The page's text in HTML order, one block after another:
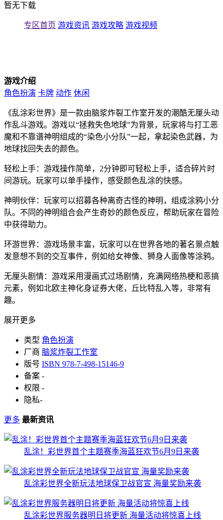
暂无下载
专区首页 游戏资讯 游戏攻略 游戏视频
游戏介绍
角色扮演 卡牌 动作 休闲
《乱涂彩世界》是一款由脑浆炸裂工作室开发的潮酷无厘头动
作乱斗游戏。游戏以“拯救失色地球”为背景，玩家将与打工恶
魔和不靠谱神明组成的“染色小分队”一起，拿起染色武器，为
地球找回失去的颜色。
轻松上手：游戏操作简单，2分钟即可轻松上手，适合碎片时
间游玩。玩家可以单手操作，感受颜色乱涂的快感。
神明伙伴：玩家可以招募各种离奇古怪的神明，组成涂鸦小分
队。不同的神明组合会产生奇妙的颜色反应，帮助玩家在冒险
中获得助力。
环游世界：游戏场景丰富，玩家可以在世界各地的著名景点触
发意想不到的交互事件，例如给女神像、狮身人面像等涂鸦。
无厘头剧情：游戏采用漫画式过场剧情，充满网络热梗和恶搞
元素，例如北欧主神化身证券大佬，丘比特乱入等，非常有
趣。
展开更多
类型 角色扮演
厂商 脑浆炸裂工作室
版号 ISBN 978-7-498-15146-9
备案 -
权限 -
隐私-
更多 最新资讯
乱涂！彩世界首个主题赛季海蓝狂欢节6月9日来袭
乱涂彩世界全新玩法地球保卫战官宣 海量奖励来袭
乱涂彩世界服务器明日将更新 海量活动将惊喜上线